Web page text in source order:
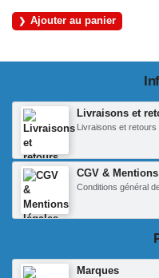
Ajouter au panier
Livraisons et
Livraisons et retours
CGV &
Conditions général
Marques